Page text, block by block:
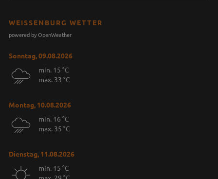
WEISSENBURG WETTER
powered by OpenWeather
Sonntag, 09.08.2026
min. 15 °C
max. 33 °C
Montag, 10.08.2026
min. 16 °C
max. 35 °C
Dienstag, 11.08.2026
min. 15 °C